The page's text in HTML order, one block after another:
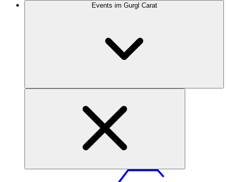
Events im Gurgl Carat